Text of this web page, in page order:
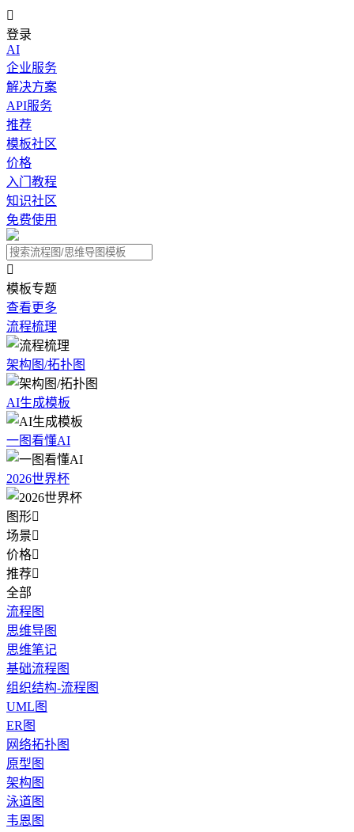

登录
AI
企业服务
解决方案
API服务
推荐
模板社区
价格
入门教程
知识社区
免费使用

模板专题
查看更多
流程梳理
架构图/拓扑图
AI生成模板
一图看懂AI
2026世界杯
图形
场景
价格
推荐
全部
流程图
思维导图
思维笔记
基础流程图
组织结构-流程图
UML图
ER图
网络拓扑图
原型图
架构图
泳道图
韦恩图